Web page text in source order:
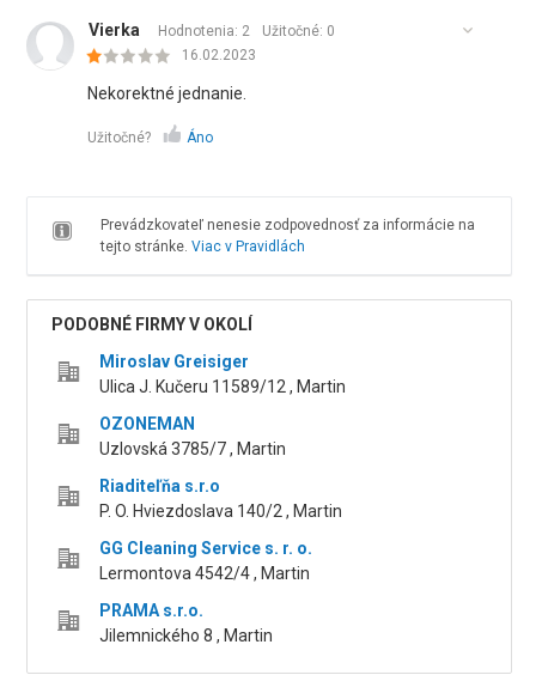
Vierka Hodnotenia: 2 Užitočné: 0
16.02.2023
Nekorektné jednanie.
Užitočné? Áno
Prevádzkovateľ nenesie zodpovednosť za informácie na
tejto stránke. Viac v Pravidlách
PODOBNÉ FIRMY V OKOLÍ
Miroslav Greisiger
Ulica J. Kučeru 11589/12 , Martin
OZONEMAN
Uzlovská 3785/7 , Martin
Riaditeľňa s.r.o
P. O. Hviezdoslava 140/2 , Martin
GG Cleaning Service s. r. o.
Lermontova 4542/4 , Martin
PRAMA s.r.o.
Jilemnického 8 , Martin